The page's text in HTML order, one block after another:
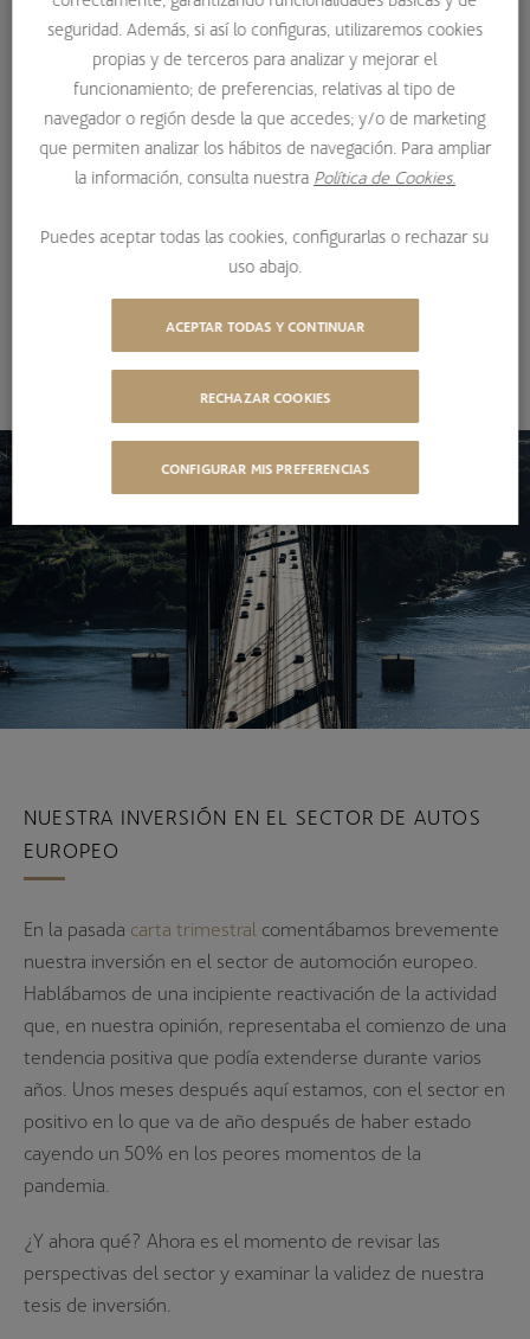
nuestra inversión en el sector de automoción europeo.
Hablábamos de una incipiente reactivación de la actividad
que, en nuestra opinión, representaba el comienzo de una
tendencia positiva que podía extenderse durante varios
años. Unos meses después aquí estamos, con el sector en
positivo en lo que va de año después de haber estado
pandemia. Pero, ¿y ahora qué?.
NUESTRA INVERSIÓN EN EL SECTOR DE AUTOS
EUROPEO
En la pasada carta trimestral comentábamos brevemente
nuestra inversión en el sector de automoción europeo.
Hablábamos de una incipiente reactivación de la actividad
que, en nuestra opinión, representaba el comienzo de una
tendencia positiva que podía extenderse durante varios
años. Unos meses después aquí estamos, con el sector en
positivo en lo que va de año después de haber estado
cayendo un 50% en los peores momentos de la
pandemia.
¿Y ahora qué? Ahora es el momento de revisar las
perspectivas del sector y examinar la validez de nuestra
tesis de inversión.
seguridad. Además, si así lo configuras, utilizaremos cookies
propias y de terceros para analizar y mejorar el
funcionamiento; de preferencias, relativas al tipo de
navegador o región desde la que accedes; y/o de marketing
que permiten analizar los hábitos de navegación. Para ampliar
la información, consulta nuestra Política de Cookies.
Puedes aceptar todas las cookies, configurarlas o rechazar su
uso abajo.
CONFIGURAR MIS PREFERENCIAS
RECHAZAR COOKIES
ACEPTAR TODAS Y CONTINUAR